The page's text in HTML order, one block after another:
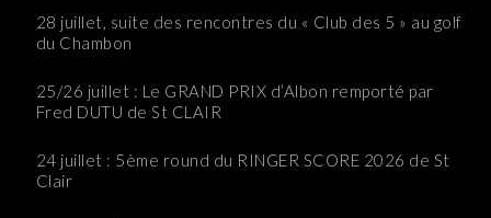
28 juillet, suite des rencontres du « Club des 5 » au golf
du Chambon
25/26 juillet : Le GRAND PRIX d’Albon remporté par
Fred DUTU de St CLAIR
24 juillet : 5ème round du RINGER SCORE 2026 de St
Clair